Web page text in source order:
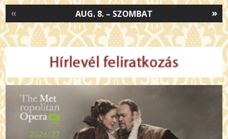
»
AUG. 8. – SZOMBAT
«